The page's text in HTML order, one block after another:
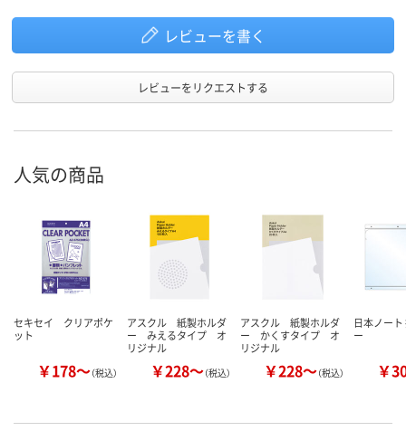
レビューを書く
レビューをリクエストする
人気の商品
セキセイ クリアポケ
ット
￥178～（税込）
アスクル 紙製ホルダ
ー みえるタイプ オ
リジナル
￥228～（税込）
アスクル 紙製ホルダ
ー かくすタイプ オ
リジナル
￥228～（税込）
日本ノー
ー
￥